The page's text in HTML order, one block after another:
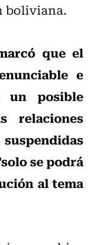
boliviana.
que el
e
un posible
relaciones
se podrá
al tema